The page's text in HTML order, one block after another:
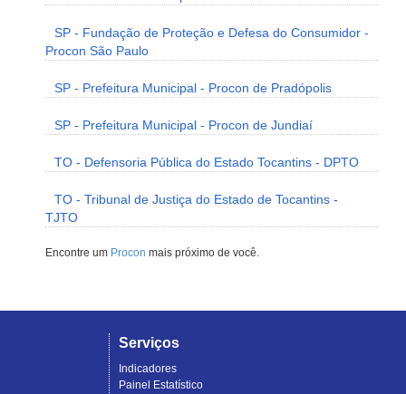
SP - Fundação de Proteção e Defesa do Consumidor -
Procon São Paulo
SP - Prefeitura Municipal - Procon de Pradópolis
SP - Prefeitura Municipal - Procon de Jundiaí
TO - Defensoria Pública do Estado Tocantins - DPTO
TO - Tribunal de Justiça do Estado de Tocantins -
TJTO
Encontre um Procon mais próximo de você.
Serviços
Indicadores
Painel Estatístico